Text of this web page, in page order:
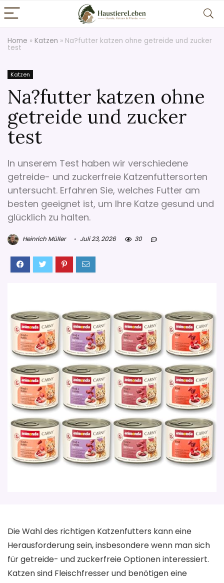
Home » Katzen » Na?futter katzen ohne getreide und zucker
test
Katzen
Na?futter katzen ohne
getreide und zucker
test
In unserem Test haben wir verschiedene
getreide- und zuckerfreie Katzenfuttersorten
untersucht. Erfahren Sie, welches Futter am
besten geeignet ist, um Ihre Katze gesund und
glücklich zu halten.
Heinrich Müller Juli 23, 2026 30
Die Wahl des richtigen Katzenfutters kann eine
Herausforderung sein, insbesondere wenn man sich
für getreide- und zuckerfreie Optionen interessiert.
Katzen sind Fleischfresser und benötigen eine